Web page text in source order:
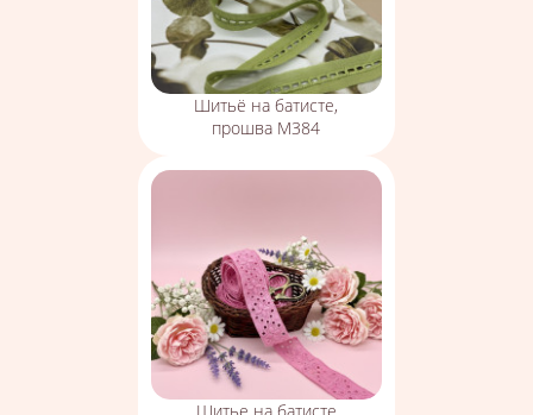
Шитьё на батисте,
прошва М384